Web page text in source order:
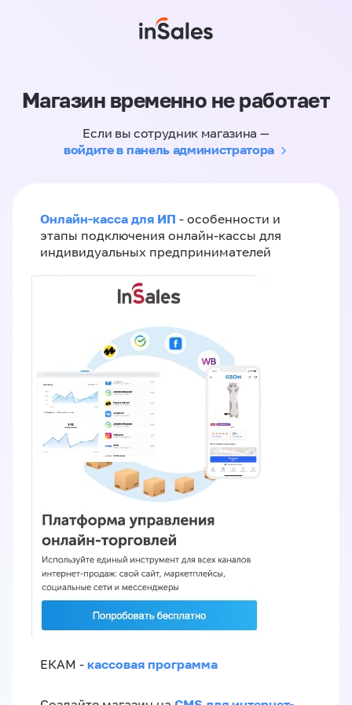
Магазин временно не работает
Если вы сотрудник магазина —
войдите в панель администратора
Онлайн-касса для ИП - особенности и
этапы подключения онлайн-кассы для
индивидуальных предпринимателей
ЕКАМ - кассовая программа